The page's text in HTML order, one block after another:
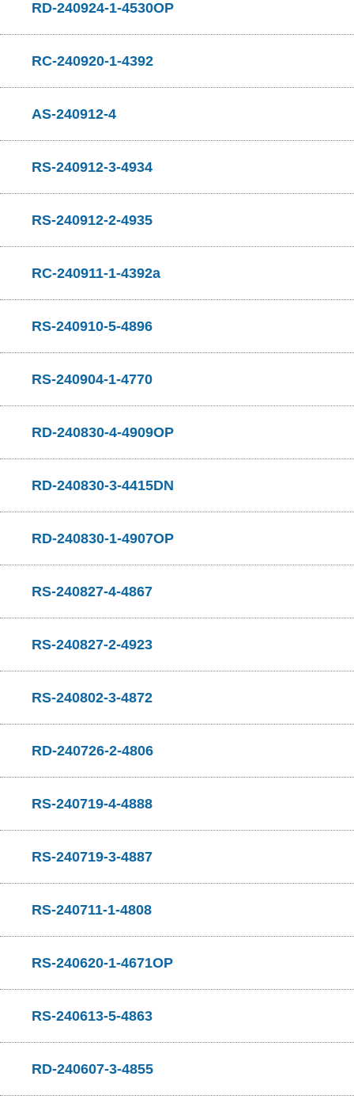
RD-240924-1-4530OP
RC-240920-1-4392
AS-240912-4
RS-240912-3-4934
RS-240912-2-4935
RC-240911-1-4392a
RS-240910-5-4896
RS-240904-1-4770
RD-240830-4-4909OP
RD-240830-3-4415DN
RD-240830-1-4907OP
RS-240827-4-4867
RS-240827-2-4923
RS-240802-3-4872
RD-240726-2-4806
RS-240719-4-4888
RS-240719-3-4887
RS-240711-1-4808
RS-240620-1-4671OP
RS-240613-5-4863
RD-240607-3-4855